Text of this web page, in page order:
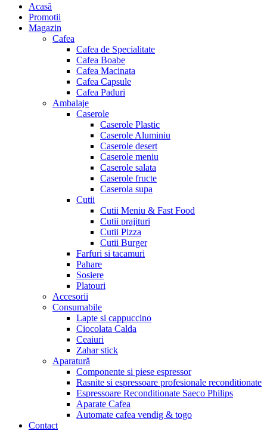
Menu
Acasă
Promotii
Magazin
Cafea
Cafea de Specialitate
Cafea Boabe
Cafea Macinata
Cafea Capsule
Cafea Paduri
Ambalaje
Caserole
Caserole Plastic
Caserole Aluminiu
Caserole desert
Caserole meniu
Caserole salata
Caserole fructe
Caserola supa
Cutii
Cutii Meniu & Fast Food
Cutii prajituri
Cutii Pizza
Cutii Burger
Farfuri si tacamuri
Pahare
Sosiere
Platouri
Accesorii
Consumabile
Lapte si cappuccino
Ciocolata Calda
Ceaiuri
Zahar stick
Aparatură
Componente si piese espressor
Rasnite si espressoare profesionale reconditionate
Espressoare Reconditionate Saeco Philips
Aparate Cafea
Automate cafea vendig & togo
Contact